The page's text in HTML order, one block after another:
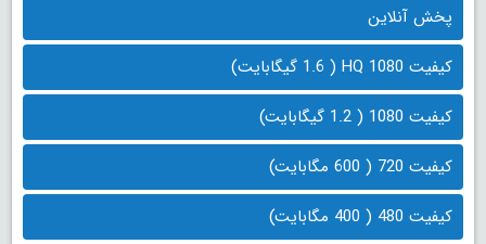
پخش آنلاین
کیفیت 1080 HQ ( 1.6 گیگابایت)
کیفیت 1080 ( 1.2 گیگابایت)
کیفیت 720 ( 600 مگابایت)
کیفیت 480 ( 400 مگابایت)